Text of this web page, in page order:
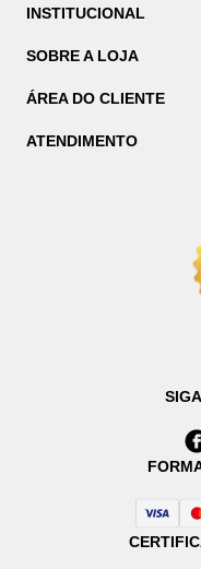
INSTITUCIONAL
SOBRE A LOJA
ÁREA DO CLIENTE
ATENDIMENTO